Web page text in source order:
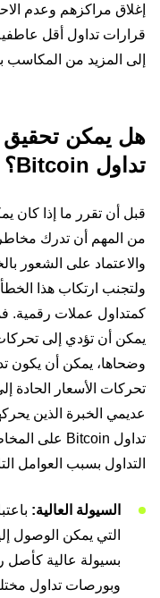
إغلاق مراكزهم وعدم
قرارات تداول أقل
إلى المزيد من المكاسب
هل يمكن تحقيق
تداول Bitcoin؟
من المهم أن تدرك
ولتجنب ارتكاب هذا
كمتداول عملات رقمية.
يمكن أن تؤدي إلى
تحركات الأسعار الحادة
عديمي الخبرة الذين
التداول بسبب العوامل
السيولة العالية:
بسيولة عالية
وبورصات تداول